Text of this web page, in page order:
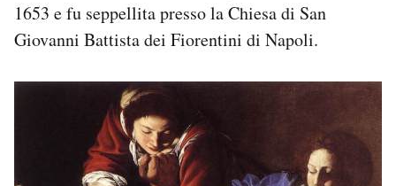
1653 e fu seppellita presso la Chiesa di San
Giovanni Battista dei Fiorentini di Napoli.